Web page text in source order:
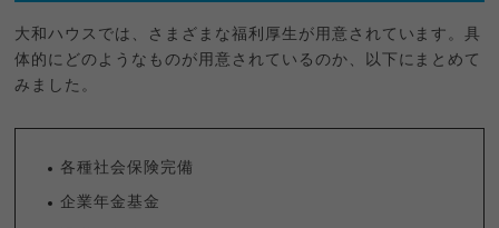
大和ハウスでは、さまざまな福利厚生が用意されています。具
体的にどのようなものが用意されているのか、以下にまとめて
みました。
各種社会保険完備
企業年金基金